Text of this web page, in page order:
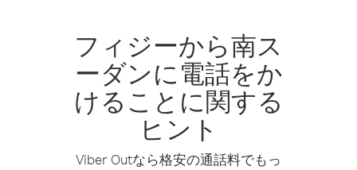
フィジーから南ス
ーダンに電話をか
けることに関する
ヒント
Viber Outなら格安の通話料でもっ